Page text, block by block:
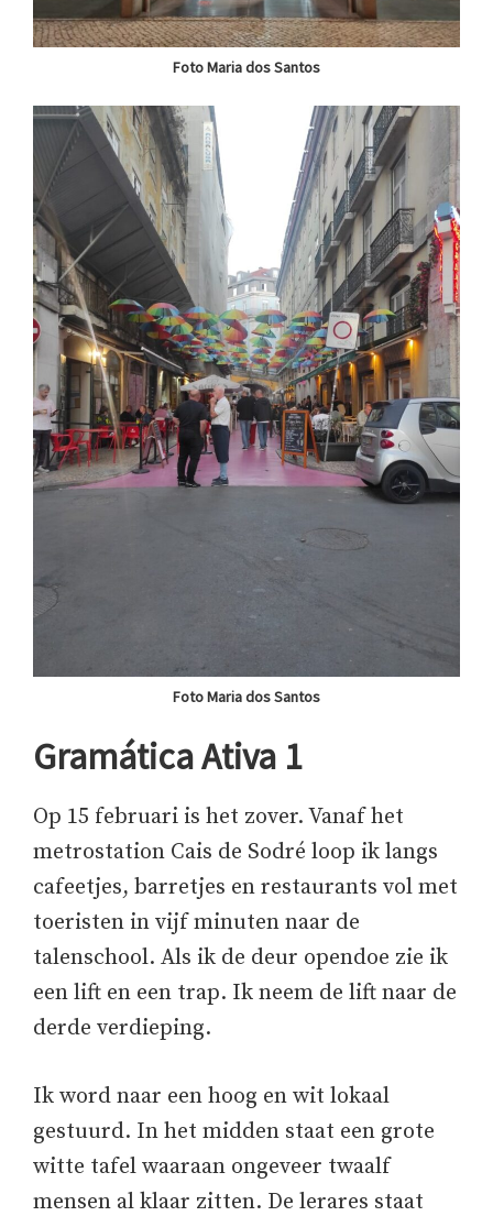
Foto Maria dos Santos
Foto Maria dos Santos
Gramática Ativa 1
Op 15 februari is het zover. Vanaf het
metrostation Cais de Sodré loop ik langs
cafeetjes, barretjes en restaurants vol met
toeristen in vijf minuten naar de
talenschool. Als ik de deur opendoe zie ik
een lift en een trap. Ik neem de lift naar de
derde verdieping.
Ik word naar een hoog en wit lokaal
gestuurd. In het midden staat een grote
witte tafel waaraan ongeveer twaalf
mensen al klaar zitten. De lerares staat